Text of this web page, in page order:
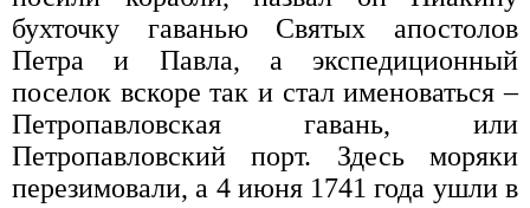
бухточку гаванью Святых апостолов
Петра и Павла, а экспедиционный
поселок вскоре так и стал именоваться –
Петропавловская гавань, или
Петропавловский порт. Здесь моряки
перезимовали, а 4 июня 1741 года ушли в